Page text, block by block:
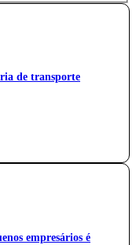
de transporte
empresários é